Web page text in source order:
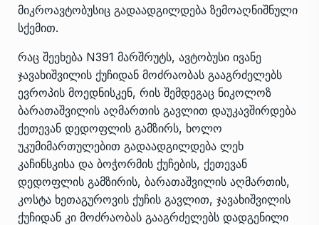
მიკროავტობუსიც გადაადგილდება ზემოაღნიშნული
სქემით.
რაც შეეხება N391 მარშრუტს, ავტობუსი ივანე
ჯავახიშვილის ქუჩიდან მოძრაობას გააგრძელებს
ევროპის მოედნისკენ, რის შემდეგაც ნიკოლოზ
ბარათაშვილის აღმართის გავლით დაუკავშირდება
ქეთევან დედოფლის გამზირს, ხოლო
უკუმიმართულებით გადაადგილდება ლეხ
კაჩინსკისა და ბოჭორმის ქუჩების, ქეთევან
დედოფლის გამზირის, ბარათაშვილის აღმართის,
კოსტა ხეთაგუროვის ქუჩის გავლით, ჯავახიშვილის
ქუჩიდან კი მოძრაობას გააგრძელებს დადგენილი